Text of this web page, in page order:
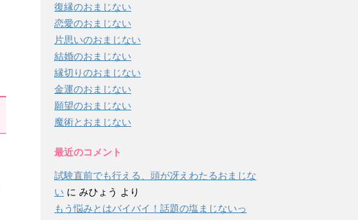
復縁のおまじない
恋愛のおまじない
片思いのおまじない
結婚のおまじない
縁切りのおまじない
金運のおまじない
願望のおまじない
魔術とおまじない
最近のコメント
試験直前でも行える、頭が冴えわたるおまじな
い に みひょう より
もう悩みとはバイバイ！話題の塩まじないっ